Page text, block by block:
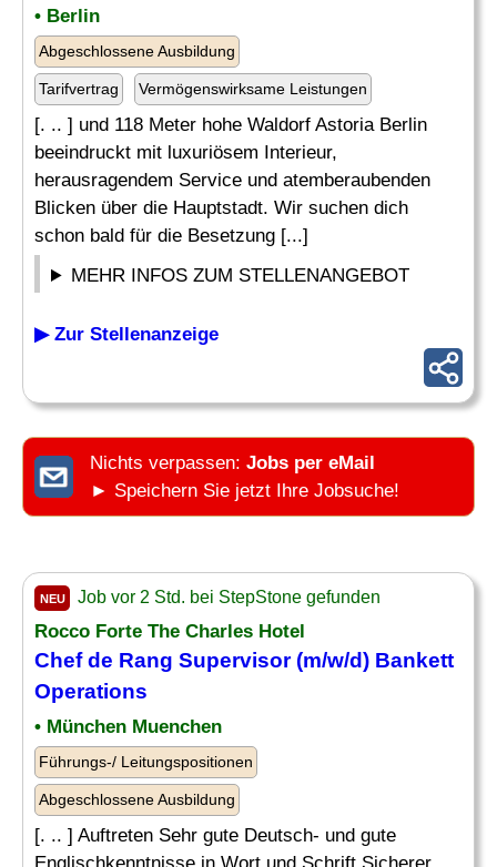
• Berlin
Abgeschlossene Ausbildung
Tarifvertrag Vermögenswirksame Leistungen
[. .. ] und 118 Meter hohe Waldorf Astoria Berlin
beeindruckt mit luxuriösem Interieur,
herausragendem Service und atemberaubenden
Blicken über die Hauptstadt. Wir suchen dich
schon bald für die Besetzung [...]
MEHR INFOS ZUM STELLENANGEBOT
▶ Zur Stellenanzeige
Nichts verpassen: Jobs per eMail
► Speichern Sie jetzt Ihre Jobsuche!
NEU Job vor 2 Std. bei StepStone gefunden
Rocco Forte The Charles Hotel
Chefde Rang Supervisor (m/w/d) Bankett
Operations
• München Muenchen
Führungs-/ Leitungspositionen
Abgeschlossene Ausbildung
[. .. ] Auftreten Sehr gute Deutsch- und gute